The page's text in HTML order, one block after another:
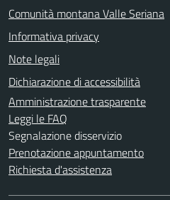
Comunità montana Valle Seriana
Informativa privacy
Note legali
Dichiarazione di accessibilità
Amministrazione trasparente
Leggi le FAQ
Segnalazione disservizio
Prenotazione appuntamento
Richiesta d'assistenza